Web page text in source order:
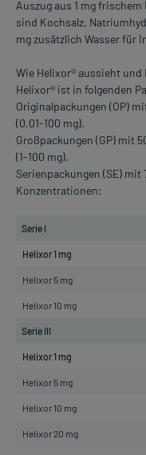
Auszug aus 1 mg
sind Kochsalz,
mg zusätzlich Wasser für
Wie Helixor® aussieht und
Helixor® ist in folgenden
Originalpackungen (OP)
(0,01-100 mg).
Großpackungen (GP) mit
(1-100 mg).
Serienpackungen (SE)
Konzentrationen:
Serie I
Helixor 1 mg
Helixor 5 mg
Helixor 10 mg
Serie III
Helixor 1 mg
Helixor 5 mg
Helixor 10 mg
Helixor 20 mg